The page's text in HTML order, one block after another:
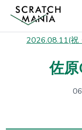
2026.08.11(祝
佐